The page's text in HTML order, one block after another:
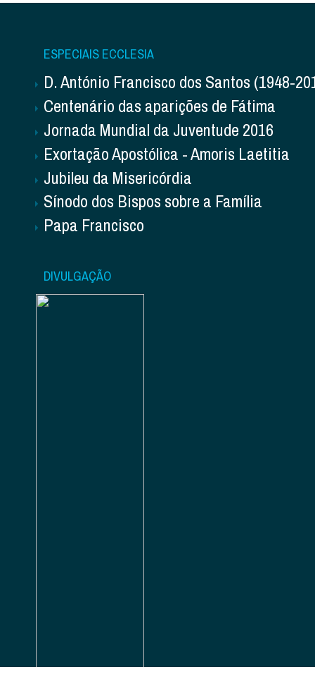
ESPECIAIS ECCLESIA
D. António Francisco dos Santos (1948-
Centenário das aparições de Fátima
Jornada Mundial da Juventude 2016
Exortação Apostólica - Amoris Laetitia
Jubileu da Misericórdia
Sínodo dos Bispos sobre a Família
Papa Francisco
DIVULGAÇÃO